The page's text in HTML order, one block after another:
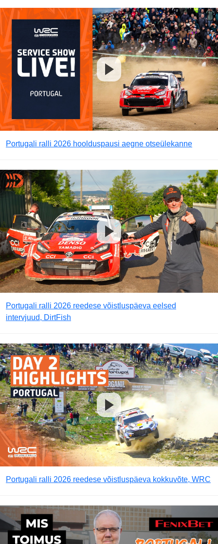
Portugali ralli 2026 hoolduspausi aegne otseülekanne
Portugali ralli 2026 reedese võistluspäeva eelsed
intervjuud, DirtFish
Portugali ralli 2026 reedese võistluspäeva kokkuvõte, WRC